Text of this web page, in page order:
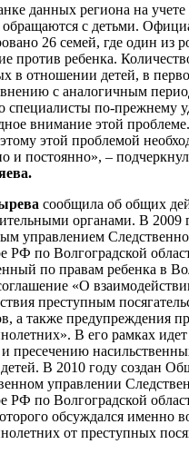
данных региона на учете
обращаются с детьми.
26 семей, где один из
против ребенка.
в отношении детей, в
с аналогичным
специалисты по-прежнему
внимание этой
этой проблемой
и постоянно», –
сообщила об общих
органами. В 2009
управлением
РФ по Волгоградской
по правам ребенка в
«О
преступным
а также предупреждения
В его рамках
пресечению
В 2010 году создан
управлении
РФ по Волгоградской
обсуждался именно
от преступных